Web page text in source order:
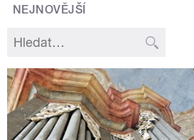
NEJNOVĚJŠÍ